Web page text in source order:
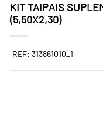
KIT TAIPAIS
(5,50X2,30)
REF: 313861010_1